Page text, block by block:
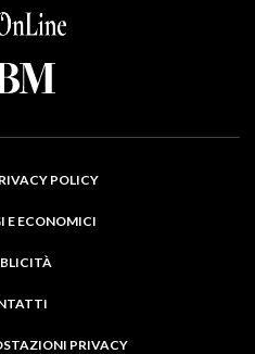
POLICY
E ECONOMICI
PRIVACY